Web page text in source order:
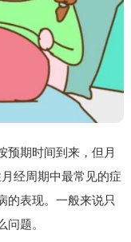
预期时间到来，但月
经周期中最常见的症
的表现。一般来说只
题。